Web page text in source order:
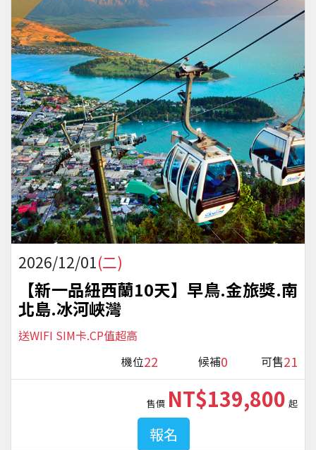
2026/12/01(二)
【新一品紐西蘭10天】早鳥.金旅獎.南
北島.冰河峽灣
送WIFI SIM卡.CP值超高
機位22 候補0 可售21
售價 NT$139,800 起
報名